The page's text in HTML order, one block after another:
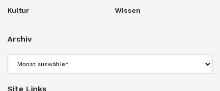
Kultur
Wissen
Archiv
Site Links